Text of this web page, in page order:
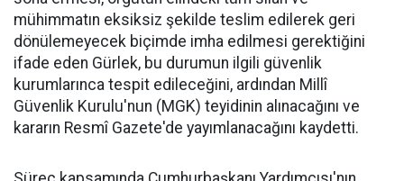
mühimmatın eksiksiz şekilde teslim edilerek geri
dönülemeyecek biçimde imha edilmesi gerektiğini
ifade eden Gürlek, bu durumun ilgili güvenlik
kurumlarınca tespit edileceğini, ardından Millî
Güvenlik Kurulu'nun (MGK) teyidinin alınacağını ve
kararın Resmî Gazete'de yayımlanacağını kaydetti.